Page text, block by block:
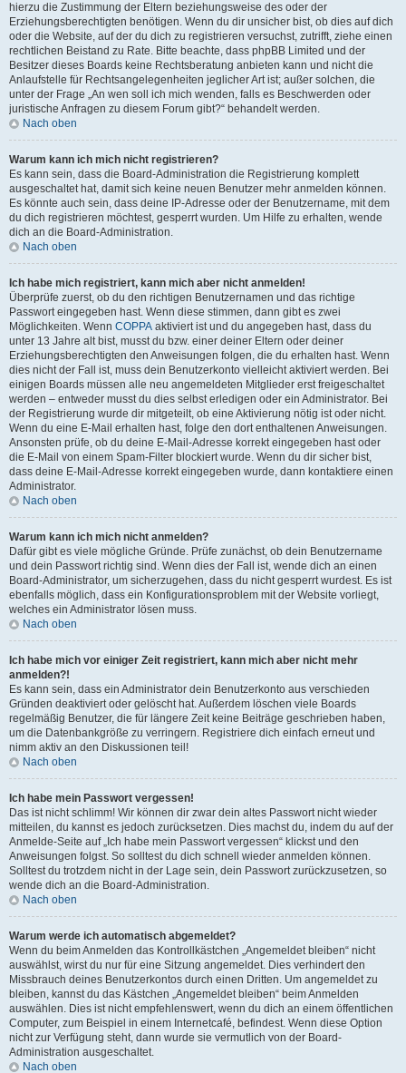
hierzu die Zustimmung der Eltern beziehungsweise des oder der
Erziehungsberechtigten benötigen. Wenn du dir unsicher bist, ob dies auf dich
oder die Website, auf der du dich zu registrieren versuchst, zutrifft, ziehe einen
rechtlichen Beistand zu Rate. Bitte beachte, dass phpBB Limited und der
Besitzer dieses Boards keine Rechtsberatung anbieten kann und nicht die
Anlaufstelle für Rechtsangelegenheiten jeglicher Art ist; außer solchen, die
unter der Frage „An wen soll ich mich wenden, falls es Beschwerden oder
juristische Anfragen zu diesem Forum gibt?“ behandelt werden.
Nach oben
Warum kann ich mich nicht registrieren?
Es kann sein, dass die Board-Administration die Registrierung komplett
ausgeschaltet hat, damit sich keine neuen Benutzer mehr anmelden können.
Es könnte auch sein, dass deine IP-Adresse oder der Benutzername, mit dem
du dich registrieren möchtest, gesperrt wurden. Um Hilfe zu erhalten, wende
dich an die Board-Administration.
Nach oben
Ich habe mich registriert, kann mich aber nicht anmelden!
Überprüfe zuerst, ob du den richtigen Benutzernamen und das richtige
Passwort eingegeben hast. Wenn diese stimmen, dann gibt es zwei
Möglichkeiten. Wenn COPPA aktiviert ist und du angegeben hast, dass du
unter 13 Jahre alt bist, musst du bzw. einer deiner Eltern oder deiner
Erziehungsberechtigten den Anweisungen folgen, die du erhalten hast. Wenn
dies nicht der Fall ist, muss dein Benutzerkonto vielleicht aktiviert werden. Bei
einigen Boards müssen alle neu angemeldeten Mitglieder erst freigeschaltet
werden – entweder musst du dies selbst erledigen oder ein Administrator. Bei
der Registrierung wurde dir mitgeteilt, ob eine Aktivierung nötig ist oder nicht.
Wenn du eine E-Mail erhalten hast, folge den dort enthaltenen Anweisungen.
Ansonsten prüfe, ob du deine E-Mail-Adresse korrekt eingegeben hast oder
die E-Mail von einem Spam-Filter blockiert wurde. Wenn du dir sicher bist,
dass deine E-Mail-Adresse korrekt eingegeben wurde, dann kontaktiere einen
Administrator.
Nach oben
Warum kann ich mich nicht anmelden?
Dafür gibt es viele mögliche Gründe. Prüfe zunächst, ob dein Benutzername
und dein Passwort richtig sind. Wenn dies der Fall ist, wende dich an einen
Board-Administrator, um sicherzugehen, dass du nicht gesperrt wurdest. Es ist
ebenfalls möglich, dass ein Konfigurationsproblem mit der Website vorliegt,
welches ein Administrator lösen muss.
Nach oben
Ich habe mich vor einiger Zeit registriert, kann mich aber nicht mehr
anmelden?!
Es kann sein, dass ein Administrator dein Benutzerkonto aus verschieden
Gründen deaktiviert oder gelöscht hat. Außerdem löschen viele Boards
regelmäßig Benutzer, die für längere Zeit keine Beiträge geschrieben haben,
um die Datenbankgröße zu verringern. Registriere dich einfach erneut und
nimm aktiv an den Diskussionen teil!
Nach oben
Ich habe mein Passwort vergessen!
Das ist nicht schlimm! Wir können dir zwar dein altes Passwort nicht wieder
mitteilen, du kannst es jedoch zurücksetzen. Dies machst du, indem du auf der
Anmelde-Seite auf „Ich habe mein Passwort vergessen“ klickst und den
Anweisungen folgst. So solltest du dich schnell wieder anmelden können.
Solltest du trotzdem nicht in der Lage sein, dein Passwort zurückzusetzen, so
wende dich an die Board-Administration.
Nach oben
Warum werde ich automatisch abgemeldet?
Wenn du beim Anmelden das Kontrollkästchen „Angemeldet bleiben“ nicht
auswählst, wirst du nur für eine Sitzung angemeldet. Dies verhindert den
Missbrauch deines Benutzerkontos durch einen Dritten. Um angemeldet zu
bleiben, kannst du das Kästchen „Angemeldet bleiben“ beim Anmelden
auswählen. Dies ist nicht empfehlenswert, wenn du dich an einem öffentlichen
Computer, zum Beispiel in einem Internetcafé, befindest. Wenn diese Option
nicht zur Verfügung steht, dann wurde sie vermutlich von der Board-
Administration ausgeschaltet.
Nach oben